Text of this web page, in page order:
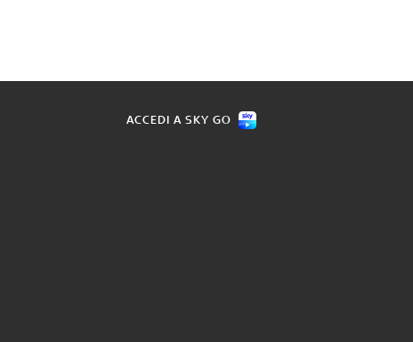
ACCEDI A SKY GO